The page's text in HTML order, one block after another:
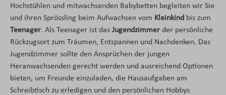
Hochstühlen und mitwachsenden Babybetten begleiten wir Sie
und ihren Sprössling beim Aufwachsen vom Kleinkind bis zum
Teenager. Als Teenager ist das Jugendzimmer der persönliche
Rückzugsort zum Träumen, Entspannen und Nachdenken. Das
Jugendzimmer sollte den Ansprüchen der jungen
Heranwachsenden gerecht werden und ausreichend Optionen
bieten, um Freunde einzuladen, die Hausaufgaben am
Schreibtisch zu erledigen und den persönlichen Hobbys